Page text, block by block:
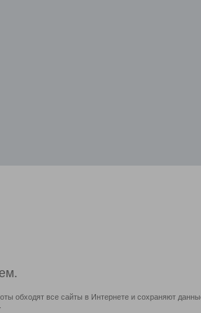
обходят все сайты в Интернете и сохраняют